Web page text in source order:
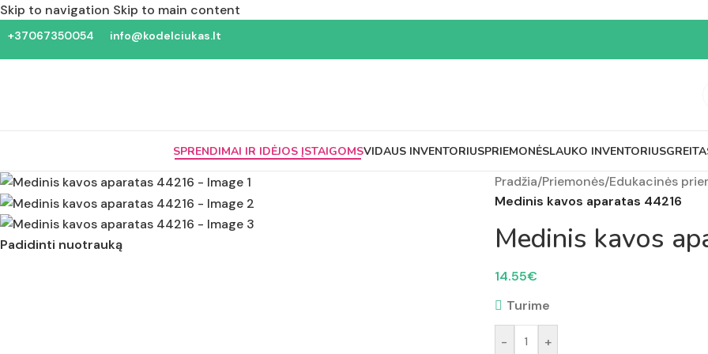
Skip to navigation Skip to main content
+37067350054 info@kodelciukas.lt
SPRENDIMAI IR IDĖJOS ĮSTAIGOMSVIDAUS INVENTORIUSPRIEMONĖSLAUKO INVENTORIUS
Padidinti nuotrauką
Pradžia/Priemonės/Edukacinės
Medinis kavos aparatas 44216
Medinis kavos
14.55€
Turime
- +